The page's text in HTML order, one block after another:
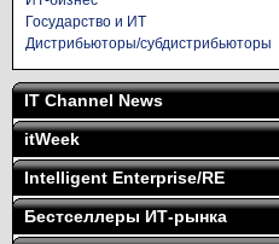
Государство и ИТ
Дистрибьюторы/субдистрибьюторы
IT Channel News
itWeek
Intelligent Enterprise/RE
Бестселлеры ИТ-рынка